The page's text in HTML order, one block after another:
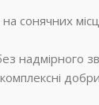
сонячних
надмірного